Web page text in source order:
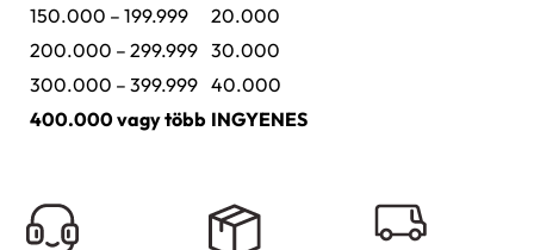
150.000 – 199.999
20.000
200.000 – 299.999 30.000
300.000 – 399.999 40.000
400.000 vagy több INGYENES